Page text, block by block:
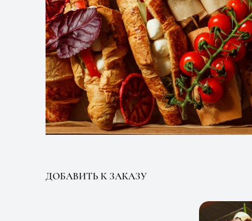
ДОБАВИТЬ К ЗАКАЗУ